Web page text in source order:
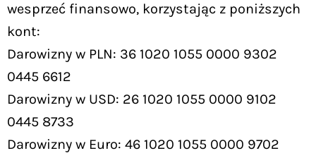
wesprzeć finansowo, korzystając z poniższych
kont:
Darowizny w PLN: 36 1020 1055 0000 9302
0445 6612
Darowizny w USD: 26 1020 1055 0000 9102
0445 8733
Darowizny w Euro: 46 1020 1055 0000 9702